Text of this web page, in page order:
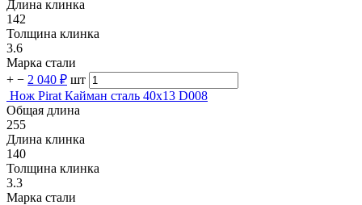
Длина клинка
142
Толщина клинка
3.6
Марка стали
+ − 2 040 ₽ шт
Нож Pirat Кайман сталь 40х13 D008
Общая длина
255
Длина клинка
140
Толщина клинка
3.3
Марка стали